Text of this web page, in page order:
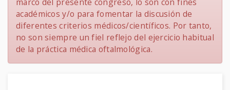
académicos y/o para fomentar la discusión de
diferentes criterios médicos/científicos. Por tanto,
no son siempre un fiel reflejo del ejercicio habitual
de la práctica médica oftalmológica.